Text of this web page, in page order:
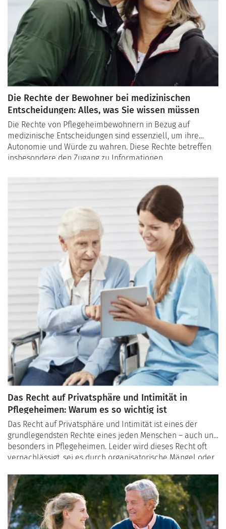
Die Rechte der Bewohner bei medizinischen
Entscheidungen: Alles, was Sie wissen müssen
Die Rechte von Pflegeheimbewohnern in Bezug auf
medizinische Entscheidungen sind essenziell, um ihre
Autonomie und Würde zu wahren. Diese Rechte betreffen
insbesondere den Zugang zu Informationen,
die Entscheidungsfreiheit in der Palliativpflege. In diesem
Artikel beleuchten wir die wichtigsten Aspekte und zeigen,
wie Bewohner und ihre Angehörigen diese Rechte
Das Recht auf Privatsphäre und Intimität in
Pflegeheimen: Warum es so wichtig ist
Das Recht auf Privatsphäre und Intimität ist eines der
grundlegendsten Rechte eines jeden Menschen – auch und
besonders in Pflegeheimen. Leider wird dieses Recht oft
vernachlässigt, sei es durch organisatorische Mängel oder
die Bedeutung des Rechts auf Privatsphäre in
Pflegeeinrichtungen und zeigen, wie Bewohner und ihre
Angehörigen sicherstellen können, dass dieses Recht
respektiert wird.